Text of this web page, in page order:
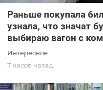
Раньше покупала
узнала, что значат
выбираю вагон с
Интересное
7 часов назад